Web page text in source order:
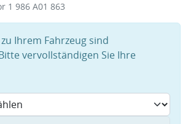
1 986 A01 863
Ihrem Fahrzeug sind
vervollständigen Sie Ihre